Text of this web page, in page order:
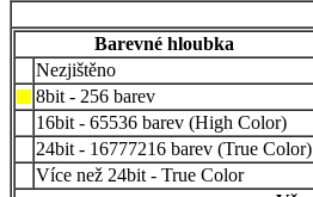
Barevné hloubka
Nezjištěno
8bit - 256 barev
16bit - 65536 barev (High Color)
24bit - 16777216 barev (True Color)
Více než 24bit - True Color